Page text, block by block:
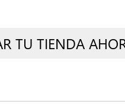
TU TIENDA